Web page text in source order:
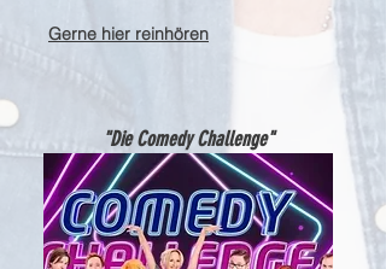
Gerne hier reinhören
"Die Comedy Challenge"